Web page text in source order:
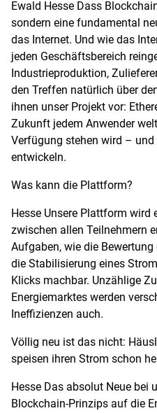
Ewald Hesse Dass
sondern eine fundamental
das Internet. Und wie das
jeden Geschäftsbereich
Industrieproduktion,
den Treffen natürlich über
ihnen unser Projekt vor:
Zukunft jedem Anwender
Verfügung stehen wird –
entwickeln.
Was kann die Plattform?
Hesse Unsere Plattform wird
zwischen allen Teilnehmern
Aufgaben, wie die
die Stabilisierung eines
Klicks machbar. Unzählige
Energiemarktes werden
Ineffizienzen auch.
Völlig neu ist das nicht:
speisen ihren Strom schon
Hesse Das absolut Neue bei
Blockchain-Prinzips auf die